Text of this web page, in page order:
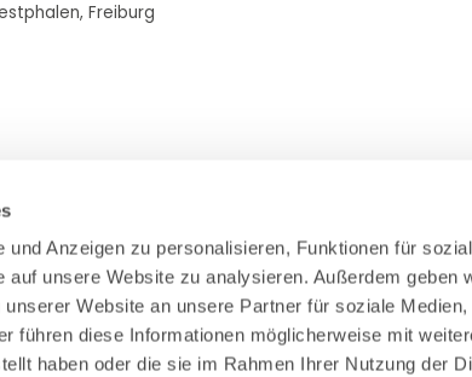
Anzeigen zu personalisieren, Funktionen für
auf unsere Website zu analysieren. Außerdem geben
Website an unsere Partner für soziale Medien,
führen diese Informationen möglicherweise mit
haben oder die sie im Rahmen Ihrer Nutzung der
Freiburg
& Versand
Widerrufsbelehrung
Widerrufsformular (PDF)